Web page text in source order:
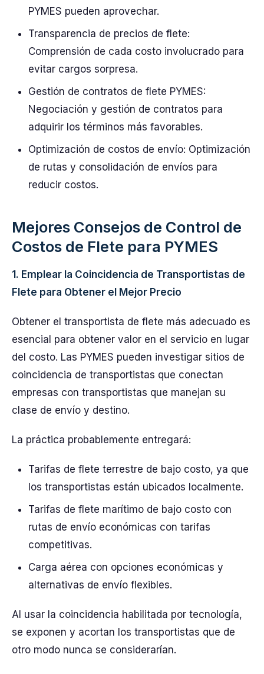
PYMES pueden aprovechar.
Transparencia de precios de flete:
Comprensión de cada costo involucrado para
evitar cargos sorpresa.
Gestión de contratos de flete PYMES:
Negociación y gestión de contratos para
adquirir los términos más favorables.
Optimización de costos de envío: Optimización
de rutas y consolidación de envíos para
reducir costos.
Mejores Consejos de Control de
Costos de Flete para PYMES
1. Emplear la Coincidencia de Transportistas de
Flete para Obtener el Mejor Precio
Obtener el transportista de flete más adecuado es
esencial para obtener valor en el servicio en lugar
del costo. Las PYMES pueden investigar sitios de
coincidencia de transportistas que conectan
empresas con transportistas que manejan su
clase de envío y destino.
La práctica probablemente entregará:
Tarifas de flete terrestre de bajo costo, ya que
los transportistas están ubicados localmente.
Tarifas de flete marítimo de bajo costo con
rutas de envío económicas con tarifas
competitivas.
Carga aérea con opciones económicas y
alternativas de envío flexibles.
Al usar la coincidencia habilitada por tecnología,
se exponen y acortan los transportistas que de
otro modo nunca se considerarían.